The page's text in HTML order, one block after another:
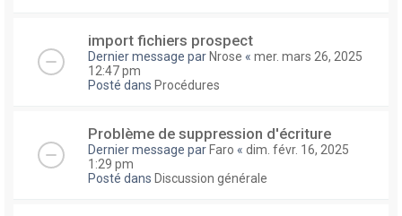
import fichiers prospect
Dernier message par Nrose « mer. mars 26, 2025
12:47 pm
Posté dans Procédures
Problème de suppression d'écriture
Dernier message par Faro « dim. févr. 16, 2025
1:29 pm
Posté dans Discussion générale